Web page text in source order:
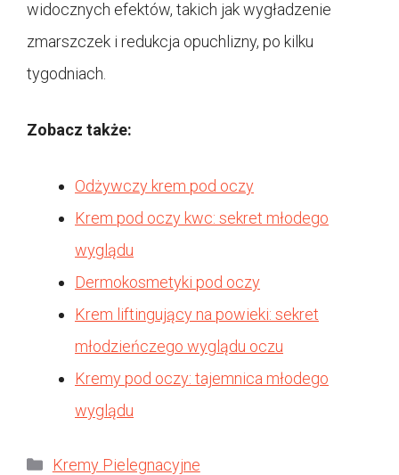
widocznych efektów, takich jak wygładzenie
zmarszczek i redukcja opuchlizny, po kilku
tygodniach.
Zobacz także:
Odżywczy krem pod oczy
Krem pod oczy kwc: sekret młodego
wyglądu
Dermokosmetyki pod oczy
Krem liftingujący na powieki: sekret
młodzieńczego wyglądu oczu
Kremy pod oczy: tajemnica młodego
wyglądu
Kategorie
Kremy Pielegnacyjne